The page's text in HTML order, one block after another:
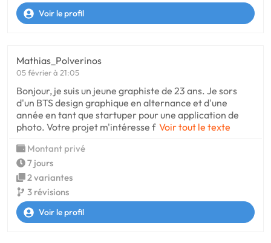
Voir le profil
Mathias_Polverinos
05 février à 21:05
Bonjour, je suis un jeune graphiste de 23 ans. Je sors
d'un BTS design graphique en alternance et d'une
année en tant que startuper pour une application de
photo. Votre projet m'intéresse f Voir tout le texte
Montant privé
7 jours
2 variantes
3 révisions
Voir le profil